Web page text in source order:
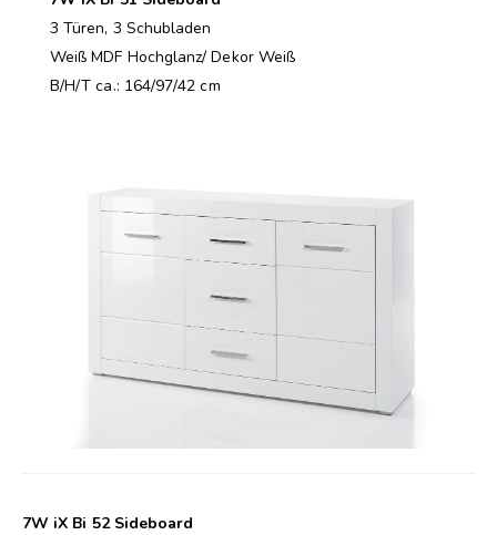
3 Türen, 3 Schubladen
Weiß MDF Hochglanz/ Dekor Weiß
B/H/T ca.: 164/97/42 cm
7W iX Bi 52 Sideboard